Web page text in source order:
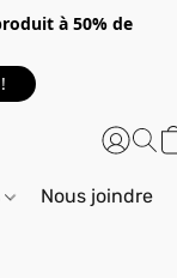
à 50% de
Nous joindre